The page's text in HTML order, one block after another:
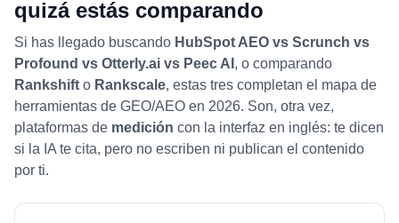
quizá estás comparando
Si has llegado buscando HubSpot AEO vs Scrunch vs
Profound vs Otterly.ai vs Peec AI , o comparando
Rankshift o Rankscale, estas tres completan el mapa de
herramientas de GEO/AEO en 2026. Son, otra vez,
plataformas de medición con la interfaz en inglés: te dicen
si la IA te cita, pero no escriben ni publican el contenido
por ti.